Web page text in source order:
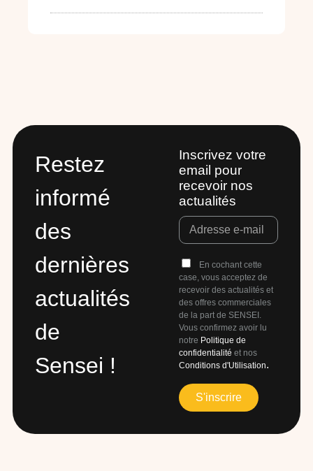
Restez
informé
des
dernières
actualités
de
Sensei !​
Inscrivez votre
email pour
recevoir nos
actualités
En cochant cette
case, vous acceptez de
recevoir des actualités et
des offres commerciales
de la part de SENSEI.
Vous confirmez avoir lu
notre Politique de
confidentialité et nos
Conditions d'Utilisation.
S'inscrire